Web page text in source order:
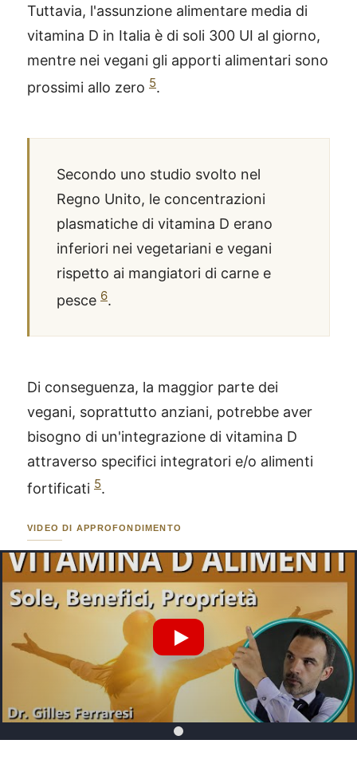
Tuttavia, l'assunzione alimentare media di
vitamina D in Italia è di soli 300 UI al giorno,
mentre nei vegani gli apporti alimentari sono
prossimi allo zero 5.
Secondo uno studio svolto nel
Regno Unito, le concentrazioni
plasmatiche di vitamina D erano
inferiori nei vegetariani e vegani
rispetto ai mangiatori di carne e
pesce 6.
Di conseguenza, la maggior parte dei
vegani, soprattutto anziani, potrebbe aver
bisogno di un'integrazione di vitamina D
attraverso specifici integratori e/o alimenti
fortificati 5.
VIDEO DI APPROFONDIMENTO
Riproduci Video YouTube